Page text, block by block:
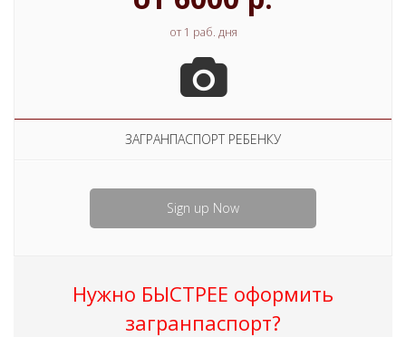
от 1 раб. дня
ЗАГРАНПАСПОРТ РЕБЕНКУ
Sign up Now
Нужно БЫСТРЕЕ оформить
загранпаспорт?